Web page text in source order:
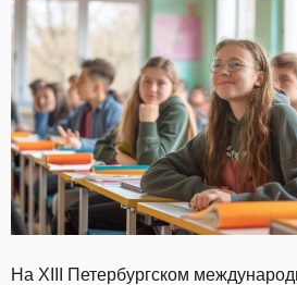
На XIII Петербургском